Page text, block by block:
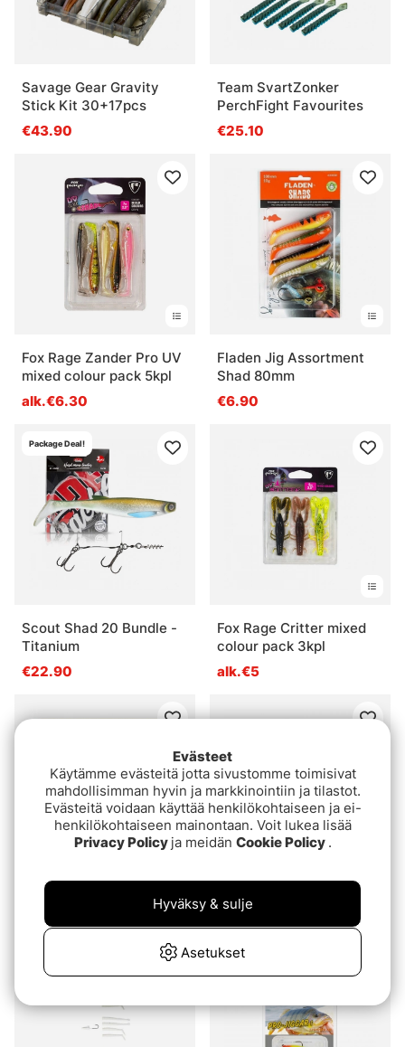
Savage Gear Gravity
Stick Kit 30+17pcs
€43.90
Team SvartZonker
PerchFight Favourites
€25.10
Fox Rage Zander Pro UV
mixed colour pack 5kpl
alk.€6.30
Fladen Jig Assortment
Shad 80mm
€6.90
Package Deal!
Scout Shad 20 Bundle -
Titanium
€22.90
Fox Rage Critter mixed
colour pack 3kpl
alk.€5
Carolina Rig
€9.90
Fladen Jigs 8-10g 5pcs In
Plastic Box
Evästeet
Käytämme evästeitä jotta sivustomme toimisivat
mahdollisimman hyvin ja markkinointiin ja tilastot.
Evästeitä voidaan käyttää henkilökohtaiseen ja ei-
henkilökohtaiseen mainontaan. Voit lukea lisää
Privacy Policy ja meidän Cookie Policy .
Asetukset
Hyväksy & sulje